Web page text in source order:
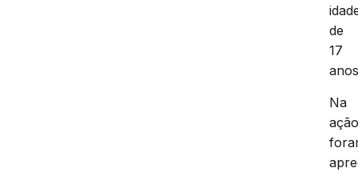
de
17
Na